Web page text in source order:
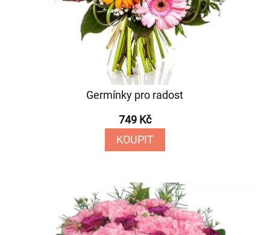
Germínky pro radost
749 Kč
KOUPIT